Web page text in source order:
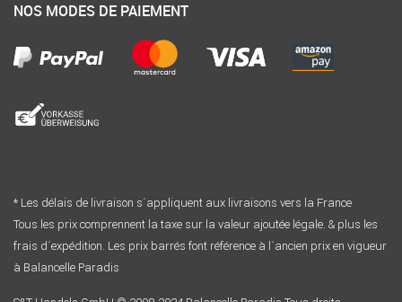
NOS MODES DE PAIEMENT
* Les délais de livraison s´appliquent aux livraisons vers la France
Tous les prix comprennent la taxe sur la valeur ajoutée légale. & plus les
frais d´expédition. Les prix barrés font référence à l´ancien prix en vigueur
à Balancelle Paradis